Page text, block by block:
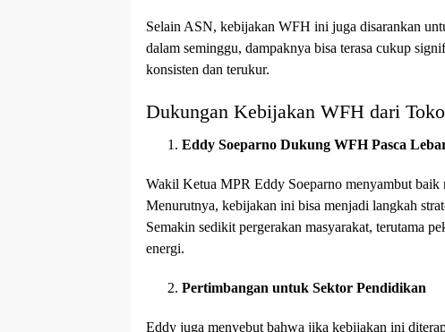
Selain ASN, kebijakan WFH ini juga disarankan
dalam seminggu, dampaknya bisa terasa cukup
konsisten dan terukur.
Dukungan Kebijakan WFH dari
Eddy Soeparno Dukung WFH Pasca
Wakil Ketua MPR Eddy Soeparno menyambut baik
Menurutnya, kebijakan ini bisa menjadi langkah
Semakin sedikit pergerakan masyarakat, terutama
energi.
Pertimbangan untuk Sektor Pendidikan
Eddy juga menyebut bahwa jika kebijakan ini